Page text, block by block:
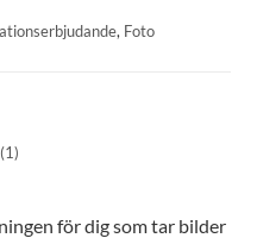
, Foto
för dig som tar bilder